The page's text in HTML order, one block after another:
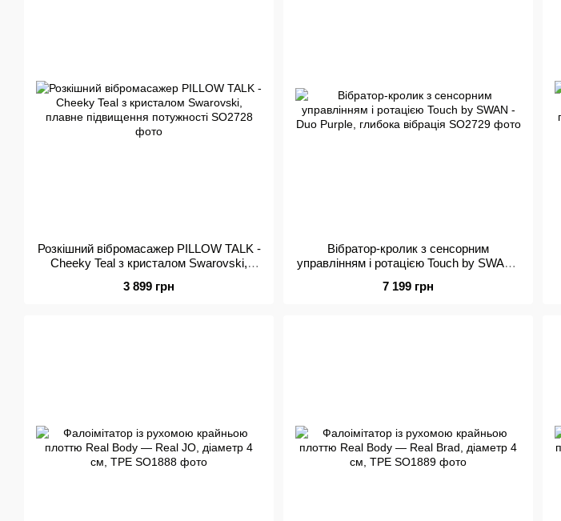
Розкішний вібромасажер PILLOW TALK -
Cheeky Teal з кристалом Swarovski,
3 899 грн
Вібратор-кролик з сенсорним
управлінням і ротацією Touch by SWAN -
7 199 грн